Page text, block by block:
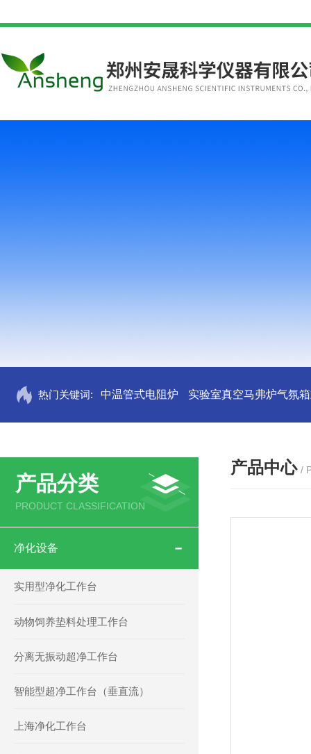
热门关键词: 中温管式电阻炉 实验室真空马弗炉气氛
产品分类
PRODUCT CLASSIFICATION
净化设备
实用型净化工作台
动物饲养垫料处理工作台
分离无振动超净工作台
智能型超净工作台（垂直流）
上海净化工作台
产品中心 /